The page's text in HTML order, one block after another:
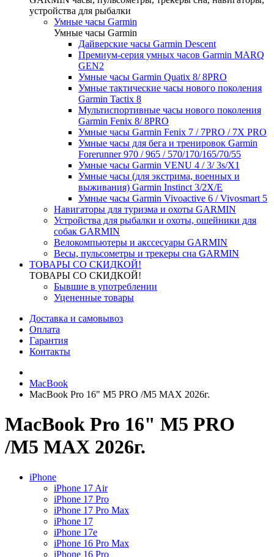
устройства для рыбалки
Умные часы Garmin
Умные часы Garmin
Дайверские часы Garmin Descent
Премиум-серия умных часов Garmin MARQ
GEN2
Умные часы Garmin Quatix 8/ 8PRO
Умные тактические часы нового поколения
Garmin Tactix 8
Мультиспортивные часы нового поколения
Garmin Fenix 8/ 8PRO
Умные часы Garmin Fenix 7 / 7PRO / 7X PRO
Умные часы для бега и тренировок Garmin
Forerunner 970 / 965 / 570/170/165/70/55
Умные часы Garmin VENU 4 / 3/ 3s/X1
Умные часы (для экстрима, военных и
выживания) Garmin Instinct 3/2X/E
Умные часы Garmin Vivoactive 6 / Vivosmart 5
Навигаторы для туризма и охоты GARMIN
Устройства для рыбалки и охоты, ошейники для
собак GARMIN
Велокомпьютеры и акссесуары GARMIN
Весы, пульсометры и трекеры сна GARMIN
ТОВАРЫ СО СКИДКОЙ!
ТОВАРЫ СО СКИДКОЙ!
Бывшие в употреблении
Уцененные товары
Доставка и самовывоз
Оплата
Гарантия
Контакты
MacBook
MacBook Pro 16" M5 PRO /M5 MAX 2026г.
MacBook Pro 16" M5 PRO
/M5 MAX 2026г.
iPhone
iPhone 17 Air
iPhone 17 Pro
iPhone 17 Pro Max
iPhone 17
iPhone 17e
iPhone 16 Pro Max
iPhone 16 Pro